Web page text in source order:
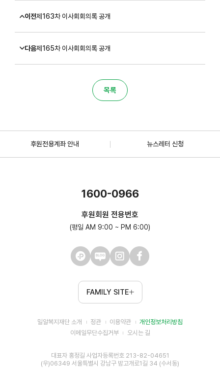
이전제163차 이사회회의록 공개
다음제165차 이사회회의록 공개
목록
후원전용계좌 안내 뉴스레터 신청
1600-0966
후원회원 전용번호
(평일 AM 9:00 ~ PM 6:00)
FAMILY SITE
밀알복지재단 소개 정관 이용약관
개인정보처리방침
이메일무단수집거부
오시는 길
대표자 홍정길 사업자등록번호 213-82-04651
(우)06349 서울특별시 강남구 밤고개로1길 34 (수서동)